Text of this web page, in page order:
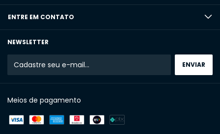
ENTRE EM CONTATO
NEWSLETTER
Meios de pagamento